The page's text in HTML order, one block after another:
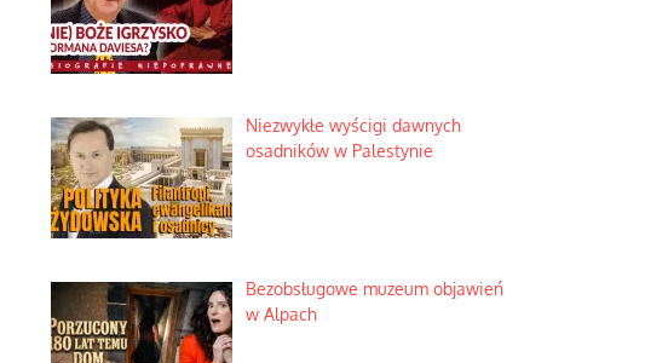
Niezwykłe wyścigi dawnych
osadników w Palestynie
Bezobsługowe muzeum objawień
w Alpach